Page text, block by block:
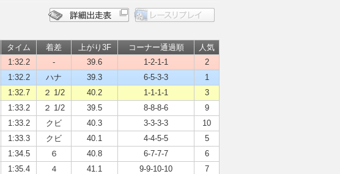
タイム 着差 上がり3F コーナー通過順
人気
1:32.2 - 39.6 1-2-1-1
2
1:32.2 ハナ 39.3 6-5-3-3
1
1:32.7 ２ 1/2 40.2 1-1-1-1
3
1:33.2 ２ 1/2 39.5 8-8-8-6
9
1:33.2 クビ 40.3 3-3-3-3
10
1:33.3 クビ 40.1 4-4-5-5
5
1:34.5 ６ 40.8 6-7-7-7
6
1:35.4 ４ 41.1 9-9-10-10
7